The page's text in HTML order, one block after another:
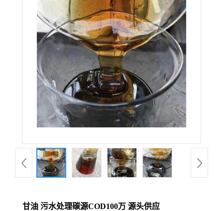
甘油 污水处理碳源COD100万 源头供应